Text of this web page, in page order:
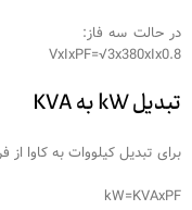
VxIxPF=√3x380xIx0.8
تبدیل kW به KVA
برای تبدیل کیلووات به کاوا از
kW=KVAxPF